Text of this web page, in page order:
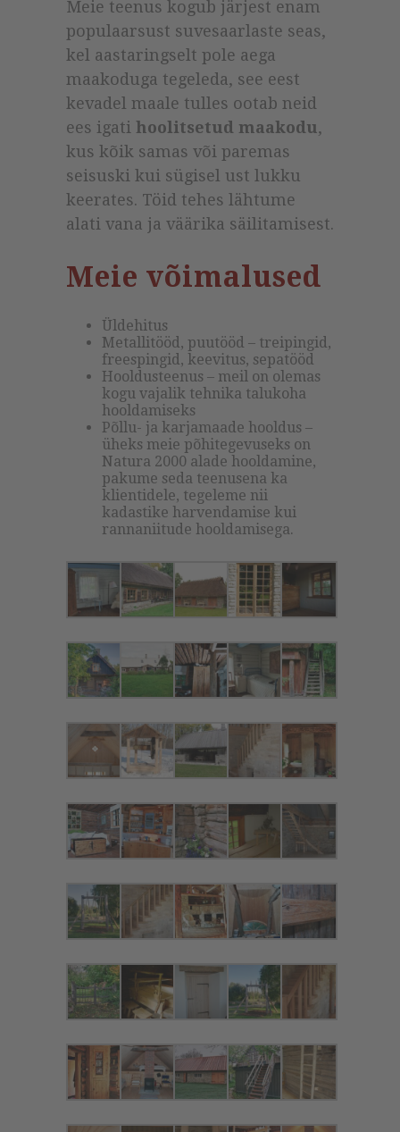
Meie teenus kogub järjest enam
populaarsust suvesaarlaste seas,
kel aastaringselt pole aega
maakoduga tegeleda, see eest
kevadel maale tulles ootab neid
ees igati hoolitsetud maakodu,
kus kõik samas või paremas
seisuski kui sügisel ust lukku
keerates. Töid tehes lähtume
alati vana ja väärika säilitamisest.
Meie võimalused
Üldehitus
Metallitööd, puutööd – treipingid,
freespingid, keevitus, sepatööd
Hooldusteenus – meil on olemas
kogu vajalik tehnika talukoha
hooldamiseks
Põllu- ja karjamaade hooldus –
üheks meie põhitegevuseks on
Natura 2000 alade hooldamine,
pakume seda teenusena ka
klientidele, tegeleme nii
kadastike harvendamise kui
rannaniitude hooldamisega.